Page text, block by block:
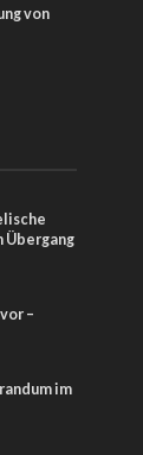
von
Übergang
–
im